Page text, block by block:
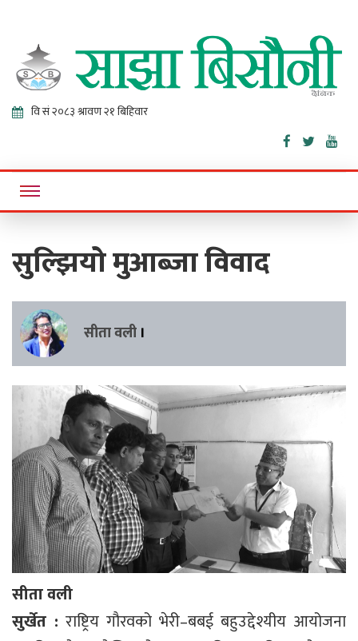
Sajha
Bisaunee
Online News Portal
सुल्झियो मुआब्जा विवाद
सीता वली ।
सीता वली
सुर्खेत : राष्ट्रिय गौरवको भेरी–बबई बहुउद्देश्यीय आयोजना